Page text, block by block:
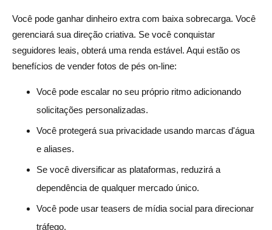
Você pode ganhar dinheiro extra com baixa sobrecarga. Você
gerenciará sua direção criativa. Se você conquistar
seguidores leais, obterá uma renda estável. Aqui estão os
benefícios de vender fotos de pés on-line:
Você pode escalar no seu próprio ritmo adicionando
solicitações personalizadas.
Você protegerá sua privacidade usando marcas d'água
e aliases.
Se você diversificar as plataformas, reduzirá a
dependência de qualquer mercado único.
Você pode usar teasers de mídia social para direcionar
tráfego.